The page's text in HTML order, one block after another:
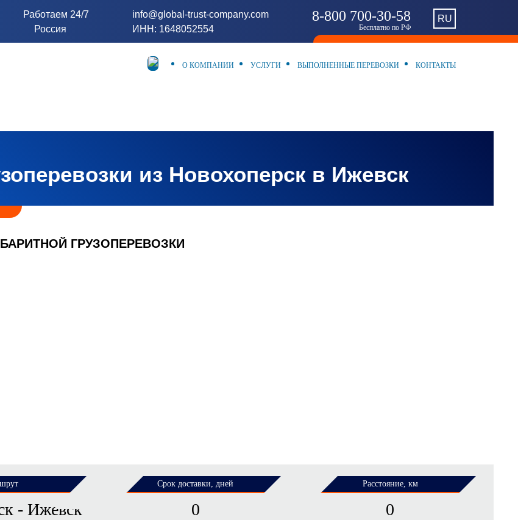
RU
8-800 700-30-58
Бесплатно по РФ
info@global-trust-company.com
ИНН: 1648052554
Работаем 24/7
Россия
О КОМПАНИИ УСЛУГИ ВЫПОЛНЕННЫЕ ПЕРЕВОЗКИ КОНТАКТЫ
из Новохоперск в Ижевск
ГРУЗОПЕРЕВОЗКИ
- Ижевск
Срок доставки, дней
0
Расстояние, км
0